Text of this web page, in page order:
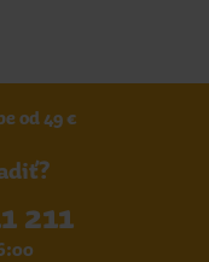
od 49 €
211